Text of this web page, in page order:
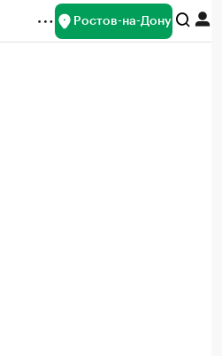
Ростов-на-Дону